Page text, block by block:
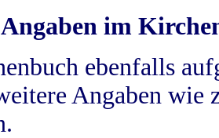
im
ebenfalls
Angaben wie